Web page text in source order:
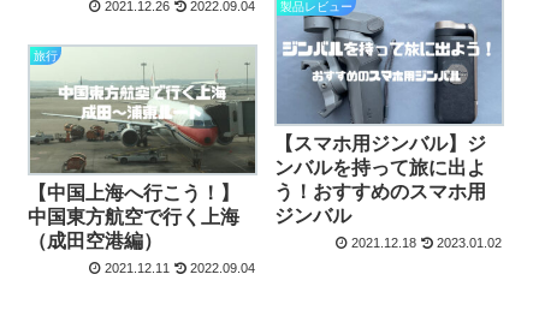
2021.12.26 2022.09.04 製品レビュー
【スマホ用ジンバル】ジ
ンバルを持って旅に出よ
う！おすすめのスマホ用
ジンバル
2021.12.18 2023.01.02
旅行
【中国上海へ行こう！】
中国東方航空で行く上海
（成田空港編）
2021.12.11 2022.09.04